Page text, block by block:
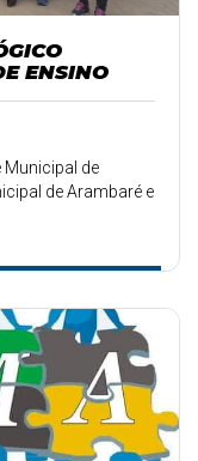
ENSINO
de
de Arambaré e